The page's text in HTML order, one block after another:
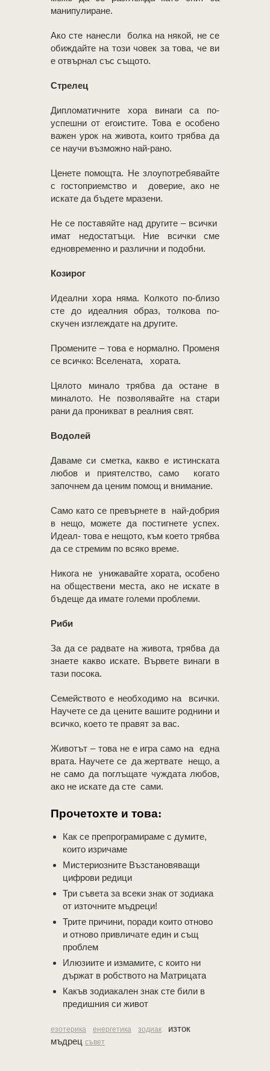
манипулиране.
Ако сте нанесли болка на някой, не се
обиждайте на този човек за това, че ви
е отвърнал със същото.
Стрелец
Дипломатичните хора винаги са по-
успешни от егоистите. Това е особено
важен урок на живота, които трябва да
се научи възможно най-рано.
Ценете помощта. Не злоупотребявайте
с гостоприемство и доверие, ако не
искате да бъдете мразени.
Не се поставяйте над другите – всички
имат недостатъци. Ние всички сме
едновременно и различни и подобни.
Козирог
Идеални хора няма. Колкото по-близо
сте до идеалния образ, толкова по-
скучен изглеждате на другите.
Промените – това е нормално. Променя
се всичко: Вселената, хората.
Цялото минало трябва да остане в
миналото. Не позволявайте на стари
рани да проникват в реалния свят.
Водолей
Даваме си сметка, какво е истинската
любов и приятелство, само когато
започнем да ценим помощ и внимание.
Само като се превърнете в най-добрия
в нещо, можете да постигнете успех.
Идеал- това е нещото, към което трябва
да се стремим по всяко време.
Никога не унижавайте хората, особено
на обществени места, ако не искате в
бъдеще да имате големи проблеми.
Риби
За да се радвате на живота, трябва да
знаете какво искате. Вървете винаги в
тази посока.
Семейството е необходимо на всички.
Научете се да цените вашите роднини и
всичко, което те правят за вас.
Животът – това не е игра само на една
врата. Научете се да жертвате нещо, а
не само да поглъщате чуждата любов,
ако не искате да сте сами.
Прочетохте и това:
Как се препрограмираме с думите,
които изричаме
Мистериозните Възстановяващи
цифрови редици
Три съвета за всеки знак от зодиака
от източните мъдреци!
Трите причини, поради които отново
и отново привличате един и същ
проблем
Илюзиите и измамите, с които ни
държат в робството на Матрицата
Какъв зодиакален знак сте били в
предишния си живот
езотерика енергетика зодиак
изток
мъдрец съвет